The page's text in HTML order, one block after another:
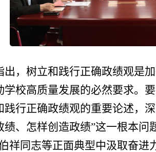
出，树立和践行正确政绩观是
学校高质量发展的必然要求。
践行正确政绩观的重要论述，
绩、怎样创造政绩”这一根本问
祥同志等正面典型中汲取奋进